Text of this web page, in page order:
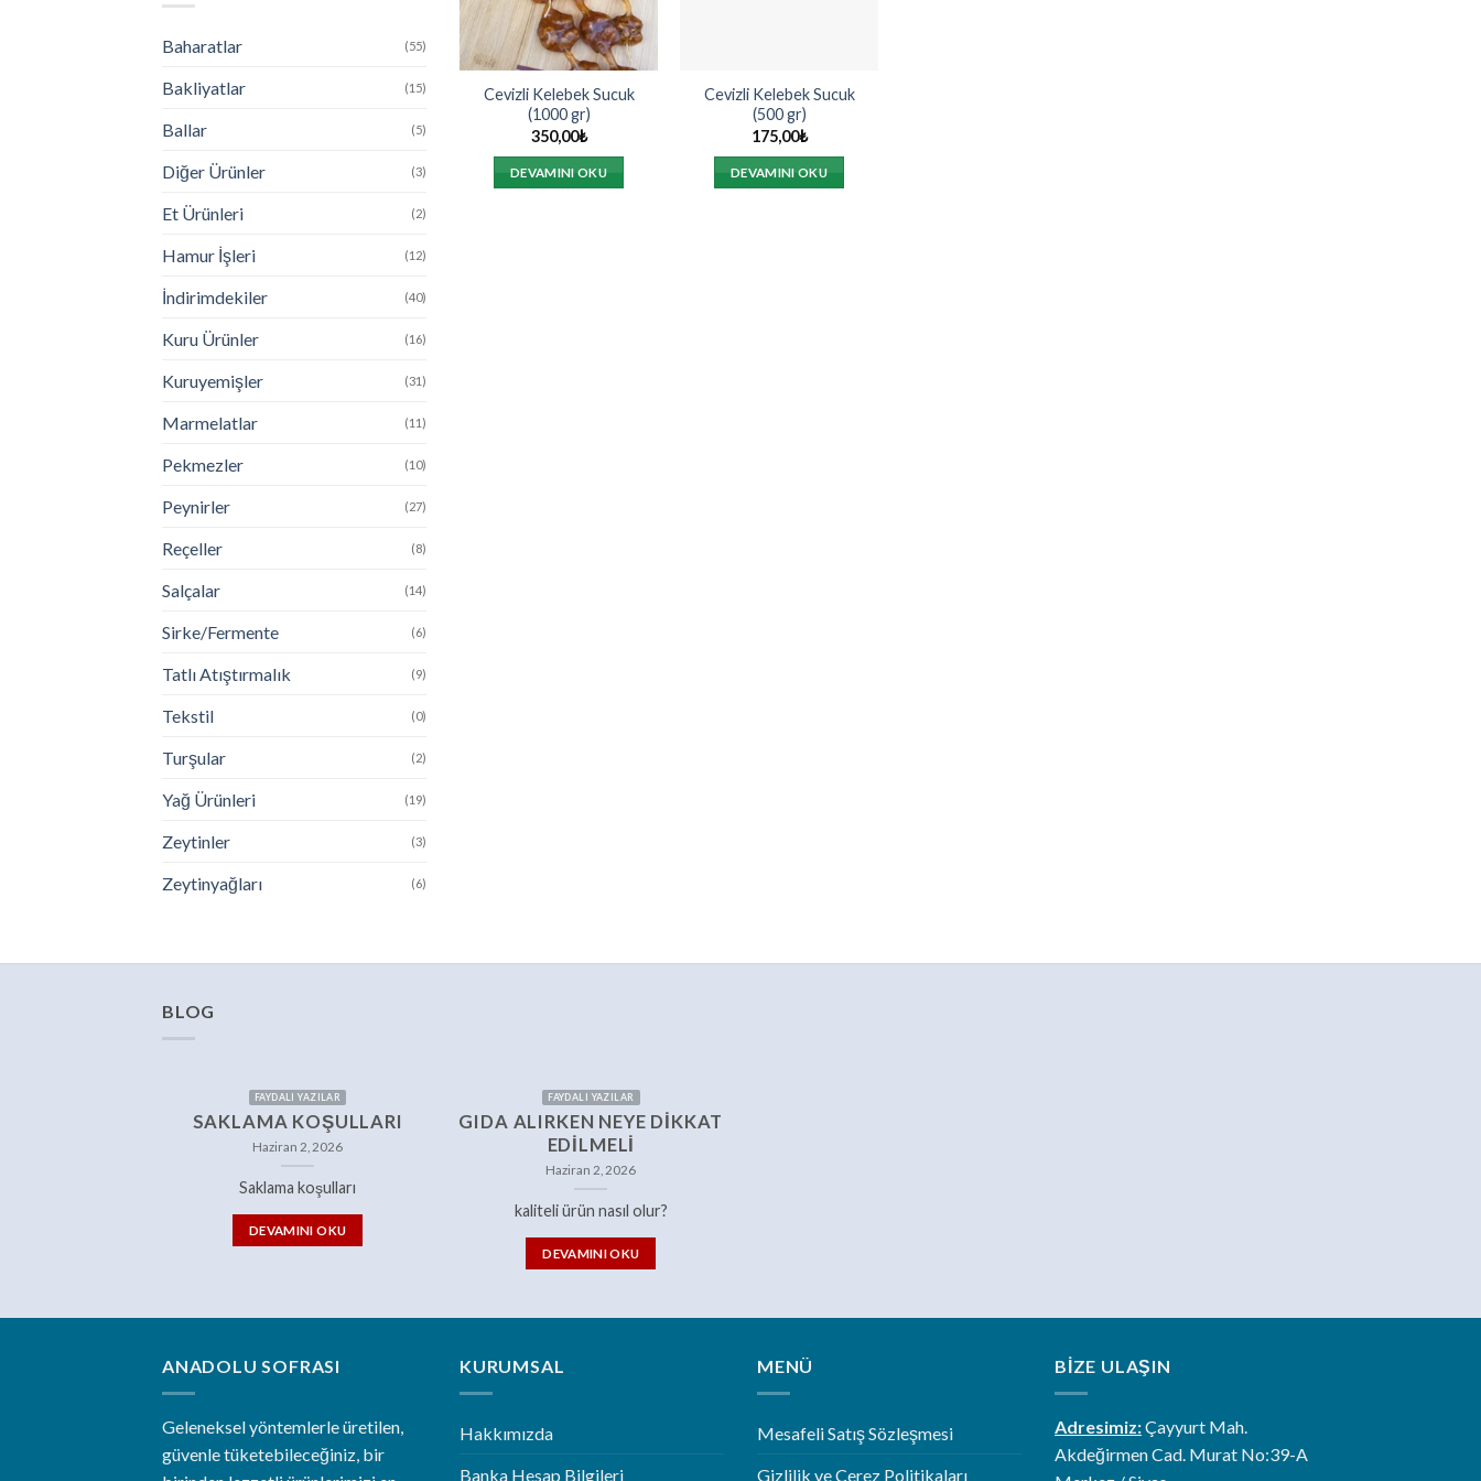
Baharatlar (55)
Bakliyatlar (15)
Ballar (5)
Diğer Ürünler (3)
Et Ürünleri (2)
Hamur İşleri (12)
İndirimdekiler (40)
Kuru Ürünler (16)
Kuruyemişler (31)
Marmelatlar (11)
Pekmezler (10)
Peynirler (27)
Reçeller (8)
Salçalar (14)
Sirke/Fermente (6)
Tatlı Atıştırmalık (9)
Tekstil (0)
Turşular (2)
Yağ Ürünleri (19)
Zeytinler (3)
Zeytinyağları (6)
Cevizli Kelebek Sucuk
(1000 gr)
350,00₺
DEVAMINI OKU
Cevizli Kelebek Sucuk
(500 gr)
175,00₺
DEVAMINI OKU
BLOG
FAYDALI YAZILAR
SAKLAMA KOŞULLARI
Haziran 2, 2026
Saklama koşulları
DEVAMINI OKU
FAYDALI YAZILAR
GIDA ALIRKEN NEYE DIKKAT
EDILMELI
Haziran 2, 2026
kaliteli ürün nasıl olur?
DEVAMINI OKU
ANADOLU SOFRASI
Geleneksel yöntemlerle üretilen,
güvenle tüketebileceğiniz, bir
KURUMSAL
Hakkımızda
Banka Hesap Bilgileri
MENÜ
Mesafeli Satış Sözleşmesi
Gizlilik ve Çerez Politikaları
BIZE ULAŞIN
Adresimiz:Çayyurt Mah.
Akdeğirmen Cad. Murat No:39-A